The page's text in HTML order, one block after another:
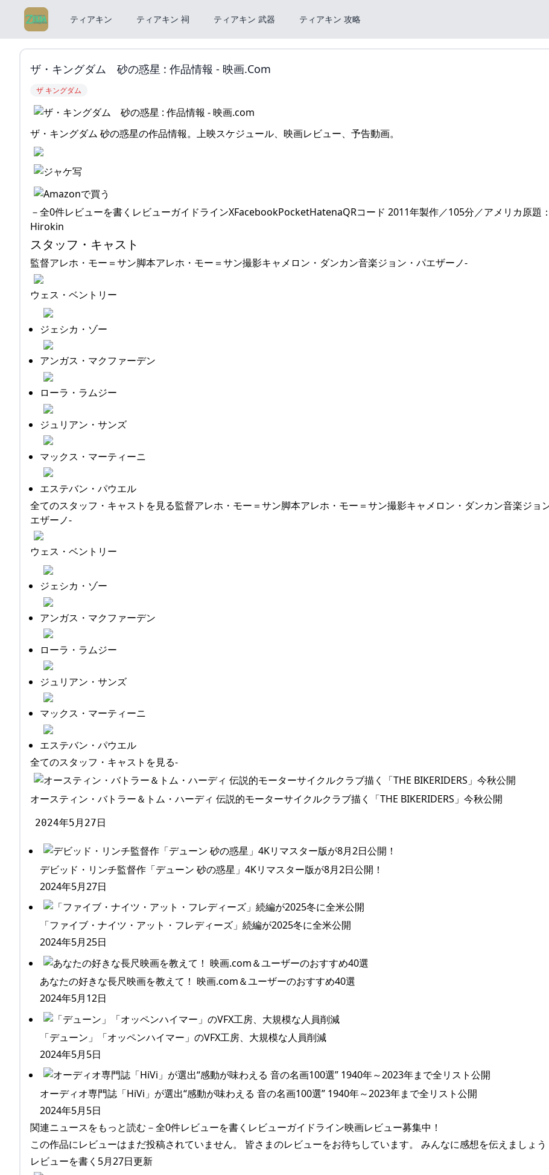
ティアキン ティアキン 祠 ティアキン 武器 ティアキン 攻略
ザ・キングダム 砂の惑星 : 作品情報 - 映画.com
ザ キングダム
ザ・キングダム 砂の惑星の作品情報。上映スケジュール、映画レビュー、予告動画。
－全0件レビューを書くレビューガイドラインXFacebookPocketHatenaQRコード 2011年製作／105分／アメリカ原題：
Hirokin
スタッフ・キャスト
監督アレホ・モー＝サン脚本アレホ・モー＝サン撮影キャメロン・ダンカン音楽ジョン・パエザーノ-
ウェス・ベントリー
ジェシカ・ゾー
アンガス・マクファーデン
ローラ・ラムジー
ジュリアン・サンズ
マックス・マーティーニ
エステバン・パウエル
全てのスタッフ・キャストを見る監督アレホ・モー＝サン脚本アレホ・モー＝サン撮影キャメロン・ダンカン音楽ジョ
エザーノ-
ウェス・ベントリー
ジェシカ・ゾー
アンガス・マクファーデン
ローラ・ラムジー
ジュリアン・サンズ
マックス・マーティーニ
エステバン・パウエル
全てのスタッフ・キャストを見る-
オースティン・バトラー＆トム・ハーディ 伝説的モーターサイクルクラブ描く「THE BIKERIDERS」今秋公開
デビッド・リンチ監督作「デューン 砂の惑星」4Kリマスター版が8月2日公開！
2024年5月27日
「ファイブ・ナイツ・アット・フレディーズ」続編が2025冬に全米公開
2024年5月25日
あなたの好きな長尺映画を教えて！ 映画.com＆ユーザーのおすすめ40選
2024年5月12日
「デューン」「オッペンハイマー」のVFX工房、大規模な人員削減
2024年5月5日
オーディオ専門誌「HiVi」が選出“感動が味わえる 音の名画100選” 1940年～2023年まで全リスト公開
2024年5月5日
関連ニュースをもっと読む－全0件レビューを書くレビューガイドライン映画レビュー募集中！
この作品にレビューはまだ投稿されていません。 皆さまのレビューをお待ちしています。 みんなに感想を伝えましょう
レビューを書く5月27日更新